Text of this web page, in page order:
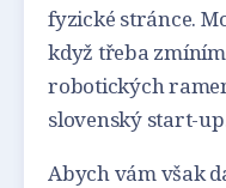
fyzické stránce.
když třeba
robotických
slovenský start-
Abych vám však